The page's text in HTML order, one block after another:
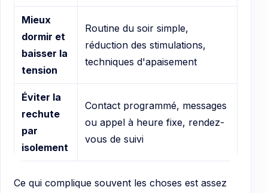
Mieux
dormir et
baisser la
tension
Routine du soir simple,
réduction des stimulations,
techniques d'apaisement
Éviter la
rechute
par
isolement
Contact programmé, messages
ou appel à heure fixe, rendez-
vous de suivi
Ce qui complique souvent les choses est assez